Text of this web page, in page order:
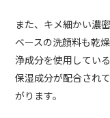
また、キメ細かい濃
ベースの洗顔料も乾
浄成分を使用してい
保湿成分が配合され
がります。